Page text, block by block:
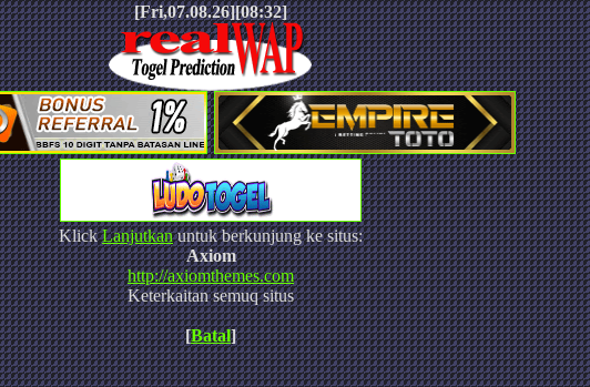
[Fri,07.08.26][08:32]
KlickLanjutkanuntuk berkunjung ke situs:
Axiom
http://axiomthemes.com
Keterkaitan semuq situs
[Batal]